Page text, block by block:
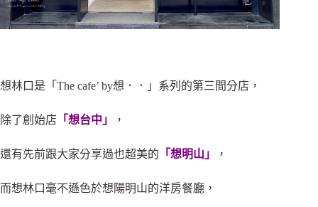
想林口是 「 The cafe’ by想．．」系列的第三間分店，
除了創始店 「想台中」 ，
還有先前跟大家分享過也超美的 「想明山 」 ，
而想林口毫不遜色於想陽明山的洋房餐廳，